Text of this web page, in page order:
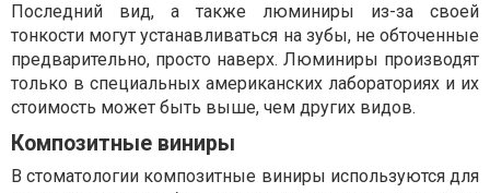
Последний вид, а также люминиры из-за своей
тонкости могут устанавливаться на зубы, не обточенные
предварительно, просто наверх. Люминиры производят
только в специальных американских лабораториях и их
стоимость может быть выше, чем других видов.
Композитные виниры
В стоматологии композитные виниры используются для